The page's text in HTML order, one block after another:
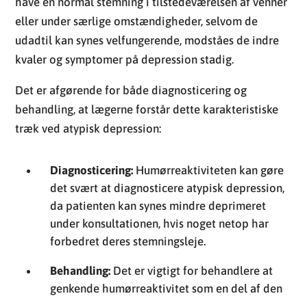
behandling, at lægerne forstår dette karakteristiske
træk ved atypisk depression:
det svært at diagnosticere atypisk depression,
da patienten kan synes mindre deprimeret
under konsultationen, hvis noget netop har
Behandling: Det er vigtigt for behandlere at
genkende humørreaktivitet som en del af den
atypiske depressionsprofil, således at
behandlingsstrategier kan tilpasses korrekt.
Personer med atypisk depression kan ofte føle sig
misforståede, da andre kan undre sig over, hvordan de